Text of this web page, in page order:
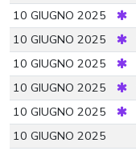
10 GIUGNO 2025
10 GIUGNO 2025
10 GIUGNO 2025
10 GIUGNO 2025
10 GIUGNO 2025
10 GIUGNO 2025